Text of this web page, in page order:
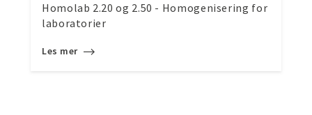
Homolab 2.20 og 2.50 - Homogenisering for
laboratorier
Les mer